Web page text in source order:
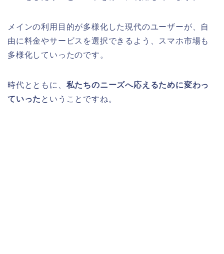
メインの利用目的が多様化した現代のユーザーが、自
由に料金やサービスを選択できるよう、スマホ市場も
多様化していったのです。
時代とともに、 私たちのニーズへ応えるために変わっ
ていった ということですね。